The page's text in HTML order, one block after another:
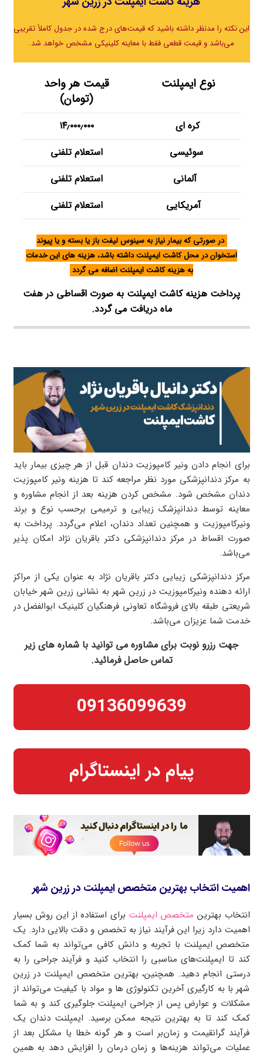
این نکته را مدنظر داشته باشید که قیمت‌های درج شده در جدول کاملاً تقریبی
می‌باشد و قیمت قطعی فقط با معاینه کلینیکی مشخص خواهد شد.
نوع ایمپلنت
قیمت هر واحد
(تومان)
کره ای
۱۴٫۰۰۰٫۰۰۰
سوئیسی
استعلام تلفنی
آلمانی
استعلام تلفنی
آمریکایی
استعلام تلفنی
در صورتی که بیمار نیاز به سینوس لیفت باز یا بسته و یا پیوند
استخوان در محل کاشت ایمپلنت داشته باشد، هزینه های این خدمات
به هزینه کاشت ایمپلنت اضافه می گردد
پرداخت هزینه کاشت ایمپلنت به صورت اقساطی در هفت
ماه دریافت می گردد.
برای انجام دادن ونیر کامپوزیت دندان قبل از هر چیزی بیمار باید
به مرکز دندانپزشکی مورد نظر مراجعه کند تا هزینه ونیر کامپوزیت
دندان مشخص شود. مشخص کردن هزینه بعد از انجام مشاوره و
معاینه توسط دندانپزشک زیبایی و ترمیمی برحسب نوع و برند
ونیرکامپوزیت و همچنین تعداد دندان، اعلام می‌گردد. پرداخت به
صورت اقساط در مرکز دندانپزشکی دکتر باقریان نژاد امکان پذیر
می‌باشد.
مرکز دندانپزشکی زیبایی دکتر باقریان نژاد به عنوان یکی از مراکز
ارائه دهنده ونیرکامپوزیت در زرین شهر به نشانی زرین شهر خیابان
شریعتی طبقه بالای فروشگاه تعاونی فرهنگیان کلینیک ابوالفضل در
خدمت شما عزیزان می‌باشد.
جهت رزرو نوبت برای مشاوره می توانید با شماره های زیر
تماس حاصل فرمائید.
09136099639
پیام در اینستاگرام
اهمیت انتخاب بهترین متخصص ایمپلنت در زرین شهر
انتخاب بهترین متخصص ایمپلنت برای استفاده از این روش بسیار
اهمیت دارد زیرا این فرآیند نیاز به تخصص و دقت بالایی دارد. یک
متخصص ایمپلنت با تجربه و دانش کافی می‌تواند به شما کمک
کند تا ایمپلنت‌های مناسبی را انتخاب کنید و فرآیند جراحی را به
درستی انجام دهید. همچنین، بهترین متخصص ایمپلنت در زرین
شهر با به کارگیری آخرین تکنولوژی ها و مواد با کیفیت می‌تواند از
مشکلات و عوارض پس از جراحی ایمپلنت جلوگیری کند و به شما
کمک کند تا به بهترین نتیجه ممکن برسید. ایمپلنت دندان یک
فرآیند گرانقیمت و زمان‌بر است و هر گونه خطا یا مشکل بعد از
عملیات می‌تواند هزینه‌ها و زمان درمان را افزایش دهد به همین